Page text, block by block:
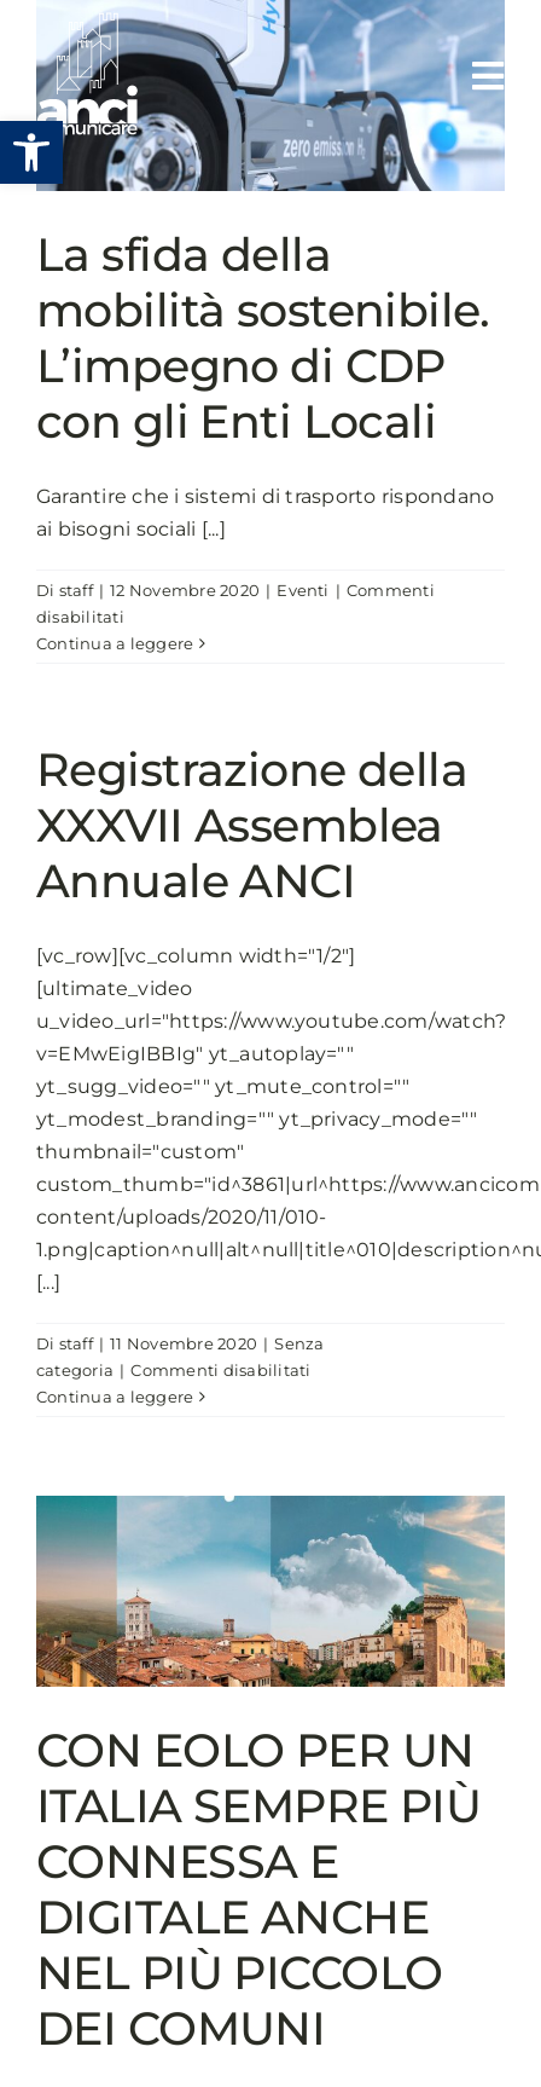
Apri la barra degli strumenti
contenuto
La sfida della
mobilità sostenibile.
L’impegno di CDP
con gli Enti Locali
Garantire che i sistemi di trasporto rispondano
ai bisogni sociali [...]
Di staff | 12 Novembre 2020 | Eventi | Commenti
disabilitatisu
La
sostenibile.
L’impegno
CDP
gli
Continua a leggere
Registrazione della
XXXVII Assemblea
Annuale ANCI
[vc_row][vc_column width="1/2"]
[ultimate_video
u_video_url="https://www.youtube.com/watch?
v=EMwEigIBBIg" yt_autoplay=""
yt_sugg_video="" yt_mute_control=""
yt_modest_branding="" yt_privacy_mode=""
thumbnail="custom"
custom_thumb="id^3861|url^https://
content/uploads/2020/11/010-
[...]
Di staff | 11 Novembre 2020 | Senza
categoria | Commenti disabilitati
Annuale
ANCI
Continua a leggere
CON EOLO PER UN
ITALIA SEMPRE PIÙ
CONNESSA E
DIGITALE ANCHE
NEL PIÙ PICCOLO
DEI COMUNI